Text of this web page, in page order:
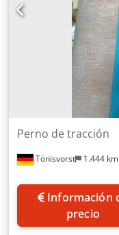
Tönisvorst 1.444 km
Perno de tracción
Información de
precio